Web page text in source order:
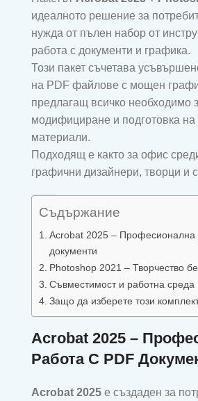
идеалното решение за
нужда от пълен набор от
работа с документи и графика.
Този пакет съчетава
на PDF файлове с мощен
предлагащ всичко необходимо
модифициране и подготовка на
материали.
Подходящ е както за офис
графични дизайнери, творци и
Съдържание
Acrobat 2025 – Професионална
документи
Photoshop 2021 – Творчество
Съвместимост и работна среда
Защо да изберете този
Acrobat 2025 –
Работа С PDF
Acrobat 2025 е създаден за